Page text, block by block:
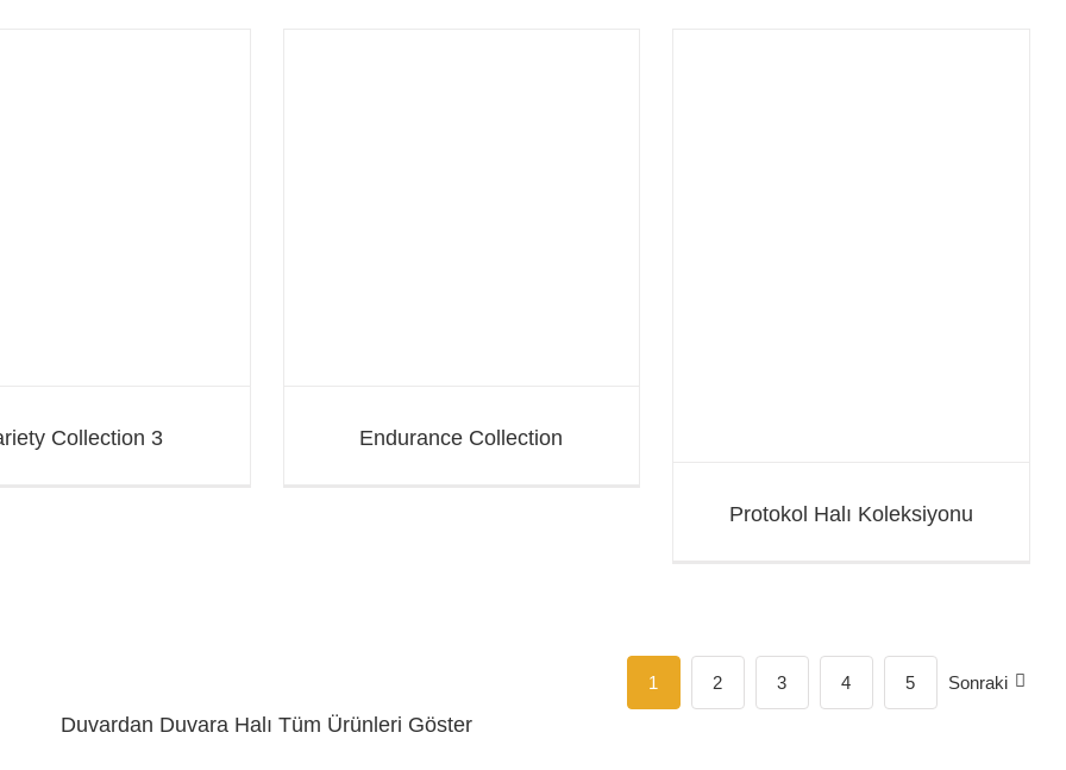
Collection 3 Endurance Collection
Protokol Halı Koleksiyonu
1 2 3 4 5 Sonraki
Duvardan Duvara Halı Tüm Ürünleri Göster